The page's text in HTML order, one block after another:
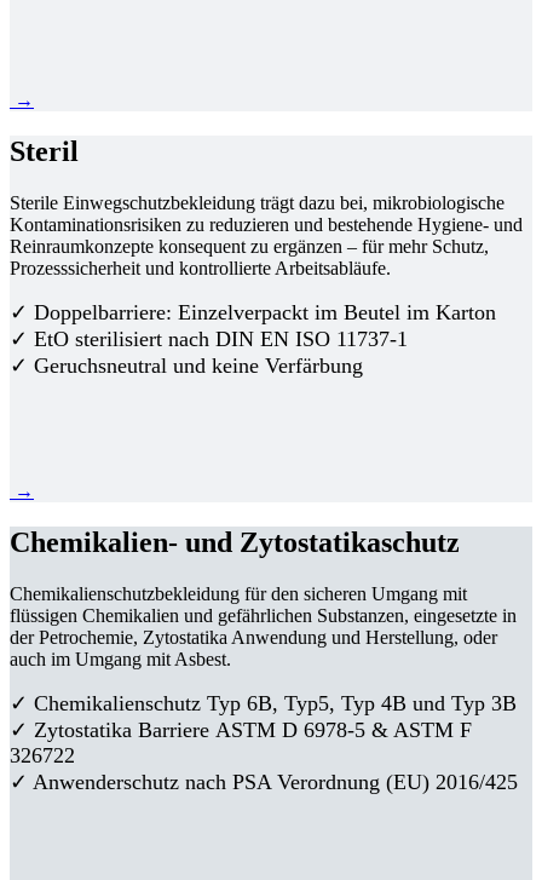
→
Steril
Sterile Einwegschutzbekleidung trägt dazu bei, mikrobiologische
Kontaminationsrisiken zu reduzieren und bestehende Hygiene- und
Reinraumkonzepte konsequent zu ergänzen – für mehr Schutz,
Prozesssicherheit und kontrollierte Arbeitsabläufe.
✓ Doppelbarriere: Einzelverpackt im Beutel im Karton
✓ EtO sterilisiert nach DIN EN ISO 11737-1
✓ Geruchsneutral und keine Verfärbung
→
Chemikalien- und Zytostatikaschutz
Chemikalienschutzbekleidung für den sicheren Umgang mit
flüssigen Chemikalien und gefährlichen Substanzen, eingesetzte in
der Petrochemie, Zytostatika Anwendung und Herstellung, oder
auch im Umgang mit Asbest.
✓ Chemikalienschutz Typ 6B, Typ5, Typ 4B und Typ 3B
✓ Zytostatika Barriere ASTM D 6978-5 & ASTM F
326722
✓ Anwenderschutz nach PSA Verordnung (EU) 2016/425